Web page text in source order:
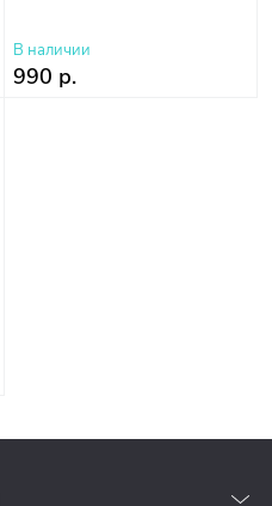
В наличии
990 р.